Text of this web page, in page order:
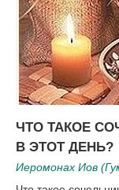
ЧТО ТАКОЕ
В ЭТОТ ДЕНЬ?
Иеромонах Иов